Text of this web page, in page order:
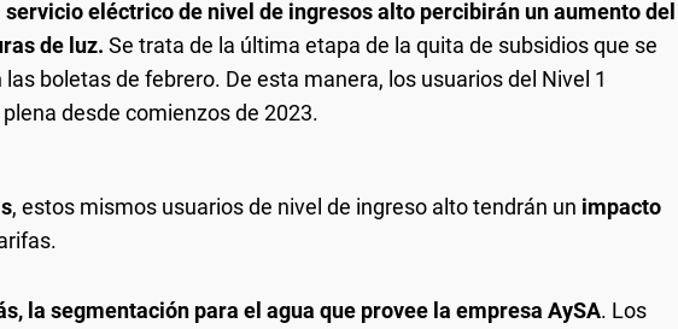
servicio eléctrico de nivel de ingresos alto percibirán un aumento del
de luz. Se trata de la última etapa de la quita de subsidios que se
boletas de febrero. De esta manera, los usuarios del Nivel 1
desde comienzos de 2023.
, estos mismos usuarios de nivel de ingreso alto tendrán un impacto
la segmentación para el agua que provee la empresa AySA. Los